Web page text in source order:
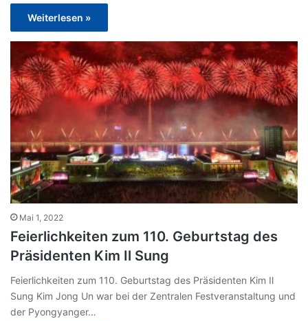
Weiterlesen »
Mai 1, 2022
Feierlichkeiten zum 110. Geburtstag des
Präsidenten Kim Il Sung
Feierlichkeiten zum 110. Geburtstag des Präsidenten Kim Il
Sung Kim Jong Un war bei der Zentralen Festveranstaltung und
der Pyongyanger…